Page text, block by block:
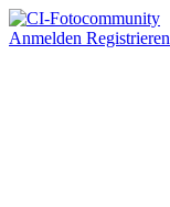
Anmelden Registrieren